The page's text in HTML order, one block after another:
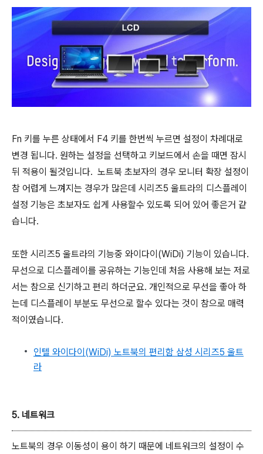
Fn 키를 누른 상태에서 F4 키를 한번씩 누르면 설정이 차례대로
변경 됩니다. 원하는 설정을 선택하고 키보드에서 손을 때면 잠시
뒤 적용이 될것입니다. 노트북 초보자의 경우 모니터 확장 설정이
참 어렵게 느껴지는 경우가 많은데 시리즈5 울트라의 디스플레이
설정 기능은 초보자도 쉽게 사용할수 있도록 되어 있어 좋은거 같
습니다.
또한 시리즈5 울트라의 기능중 와이다이(WiDi) 기능이 있습니다.
무선으로 디스플레이를 공유하는 기능인데 처음 사용해 보는 저로
서는 참으로 신기하고 편리 하더군요. 개인적으로 무선을 좋아 하
는데 디스플레이 부분도 무선으로 할수 있다는 것이 참으로 매력
적이였습니다.
인텔 와이다이(WiDi) 노트북의 편리함 삼성 시리즈5 울트
라
5. 네트워크
노트북의 경우 이동성이 용이 하기 때문에 네트워크의 설정이 수